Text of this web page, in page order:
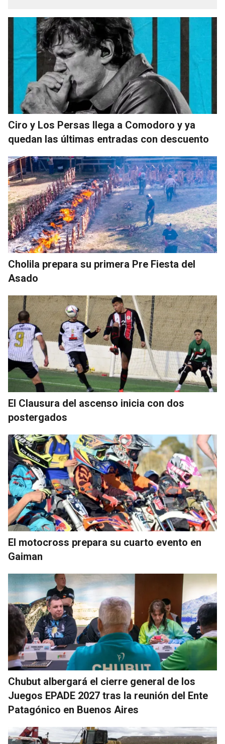
Ciro y Los Persas llega a Comodoro y ya
quedan las últimas entradas con descuento
Cholila prepara su primera Pre Fiesta del
Asado
El Clausura del ascenso inicia con dos
postergados
El motocross prepara su cuarto evento en
Gaiman
Chubut albergará el cierre general de los
Juegos EPADE 2027 tras la reunión del Ente
Patagónico en Buenos Aires